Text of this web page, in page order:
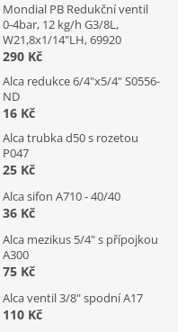
Mondial PB Redukční ventil
0-4bar, 12 kg/h G3/8L,
W21,8x1/14"LH, 69920
290 Kč
Alca redukce 6/4"x5/4" S0556-
ND
16 Kč
Alca trubka d50 s rozetou
P047
25 Kč
Alca sifon A710 - 40/40
36 Kč
Alca mezikus 5/4" s přípojkou
A300
75 Kč
Alca ventil 3/8" spodní A17
110 Kč